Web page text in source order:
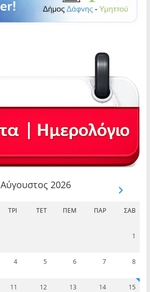
Αύγουστος 2026
ΤΡΊ ΤΕΤ ΠΈΜ ΠΑΡ ΣΆΒ
1
4 5 6 7 8
11 12 13 14 15